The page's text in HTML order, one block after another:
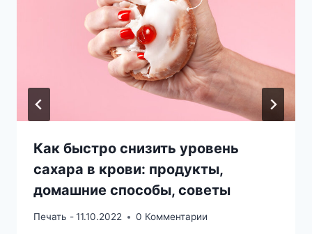
Как быстро снизить уровень
сахара в крови: продукты,
домашние способы, советы
Печать -11.10.2022 0 Комментарии